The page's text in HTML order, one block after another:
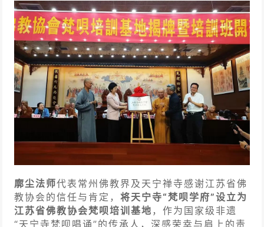
廓尘法师代表常州佛教界及天宁禅寺感谢江苏省佛
教协会的信任与肯定，将天宁寺“梵呗学府”设立为
江苏省佛教协会梵呗培训基地 ，作为国家级非遗
“天宁寺梵呗唱诵”的传承人，深感荣幸与肩上的责